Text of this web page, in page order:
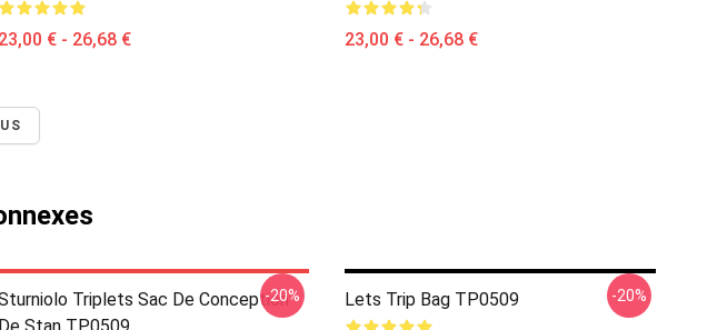
23,00 € - 26,68 € 23,00 € - 26,68 €
Triplets Sac De Conception
-20% Lets Trip Bag TP0509 -20%